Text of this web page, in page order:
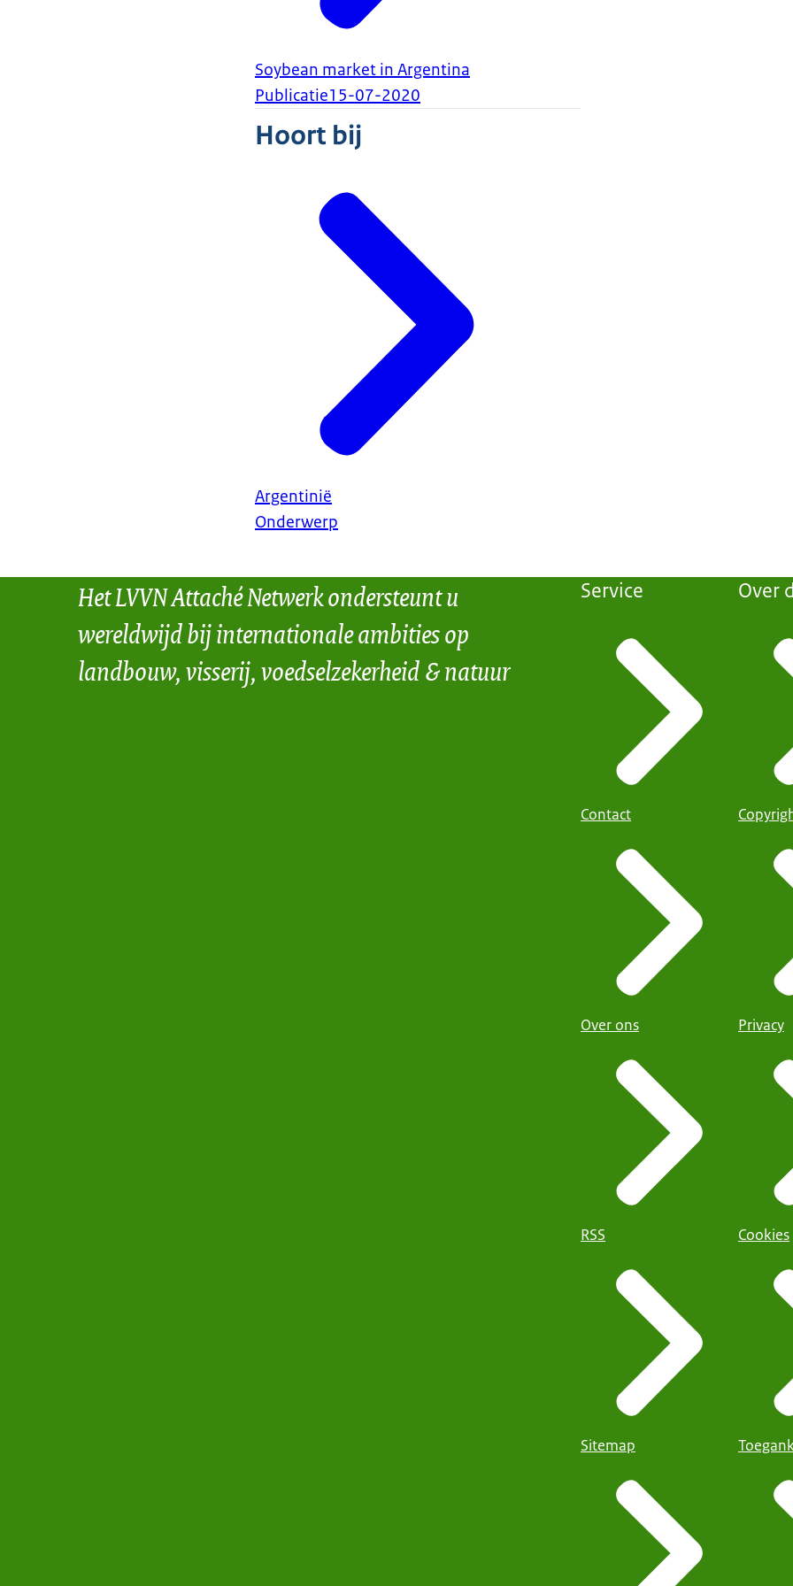
Soybean market in Argentina
Publicatie15-07-2020
Hoort bij
Argentinië
Onderwerp
Het LVVN Attaché Netwerk ondersteunt u
wereldwijd bij internationale ambities op
landbouw, visserij, voedselzekerheid & natuur
Service
Contact
Over ons
RSS
Sitemap
Over
Privacy
Cookies